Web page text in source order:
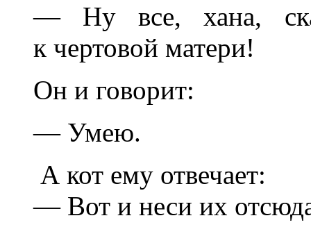
— Ну все, хана,
к чертовой матери!
Он и говорит:
— Умею.
А кот ему отвечает:
— Вот и неси их